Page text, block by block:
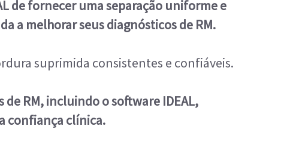
de fornecer uma separação uniforme e
a melhorar seus diagnósticos de RM.
suprimida consistentes e confiáveis.
RM, incluindo o software IDEAL,
confiança clínica.